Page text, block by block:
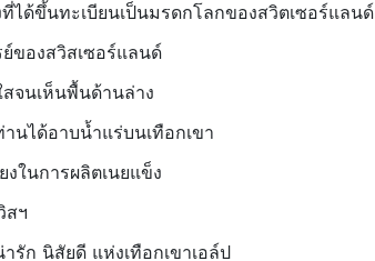
ได้ขึ้นทะเบียนเป็นมรดกโลกของสวิตเซอร์แลนด์
ของสวิสเซอร์แลนด์
สจนเห็นพื้นด้านล่าง
นได้อาบน้ำแร่บนเทือกเขา
งในการผลิตเนยแข็ง
สฯ
รัก นิสัยดี แห่งเทือกเขาเอล์ป